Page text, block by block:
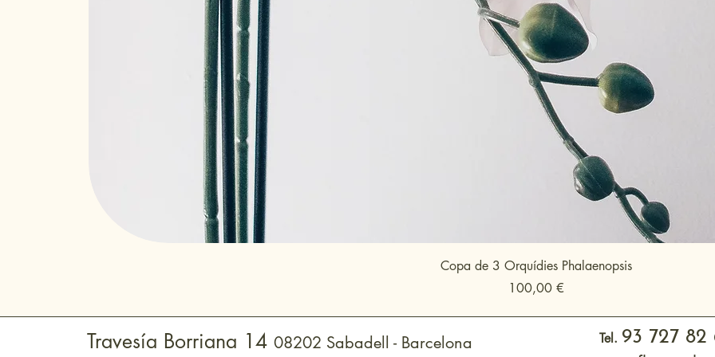
Copa de 3 Orquídies Phalaenopsis
Precio
100,00 €
Travesía Borriana 14 08202 Sabadell - Barcelona Tel. 93 727 82